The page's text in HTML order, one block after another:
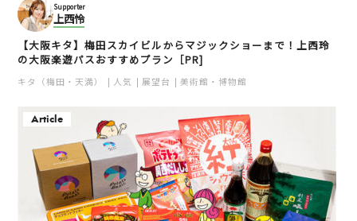
Supporter
上西怜
【大阪キタ】梅田スカイビルからマジックショーまで！上西玲
の大阪楽遊パスおすすめプラン［PR]
キタ（梅田・天満） 人気 展望台 美術館・博物館
Article